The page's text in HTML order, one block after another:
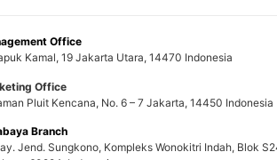
Office
Kamal, 19 Jakarta Utara, 14470 Indonesia
Office
Pluit Kencana, No. 6 – 7 Jakarta, 14450 Indonesia
Branch
Jend. Sungkono, Kompleks Wonokitri Indah, Blok